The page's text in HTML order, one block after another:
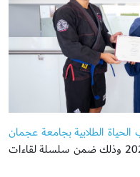
الطلابيةبجامعة عجمان
البطل الذهبي مروان أمجد للجوجيتسو 2023 وذلك ضمن سلسلة لقاءات